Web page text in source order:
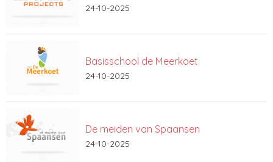
24-10-2025
Basisschool de Meerkoet
24-10-2025
De meiden van Spaansen
24-10-2025